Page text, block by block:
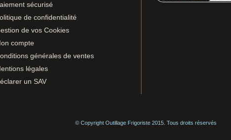
sécurisé
de confidentialité
de vos Cookies
compte
générales de ventes
légales
un SAV
© Copyright Outillage Frigoriste 2015. Tous droits réservés